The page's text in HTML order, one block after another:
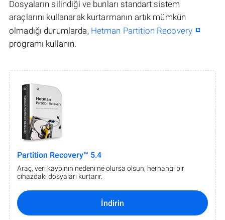
Dosyaların silindiği ve bunları standart sistem
araçlarını kullanarak kurtarmanın artık mümkün
olmadığı durumlarda, Hetman Partition Recovery
programı kullanın.
Partition Recovery™ 5.4
Araç, veri kaybının nedeni ne olursa olsun, herhangi bir
cihazdaki dosyaları kurtarır.
İndirin